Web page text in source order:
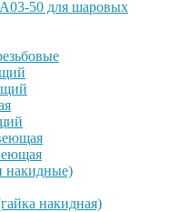
50 для шаровых
накидные)
накидная)